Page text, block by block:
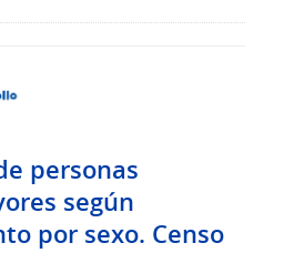
personas
según
por sexo. Censo